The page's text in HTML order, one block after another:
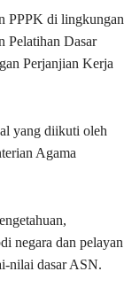
PPPK di lingkungan
Pelatihan Dasar
Perjanjian Kerja
yang diikuti oleh
Agama
negara dan pelayan
nilai dasar ASN.